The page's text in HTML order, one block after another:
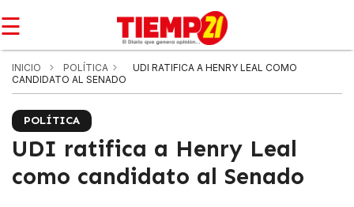
☰
INICIO POLÍTICA
UDI RATIFICA A HENRY LEAL COMO
CANDIDATO AL SENADO
POLÍTICA
UDI ratifica a Henry Leal
como candidato al Senado